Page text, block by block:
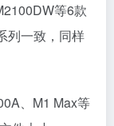
等6款
列一致，同样
、M1 Max等